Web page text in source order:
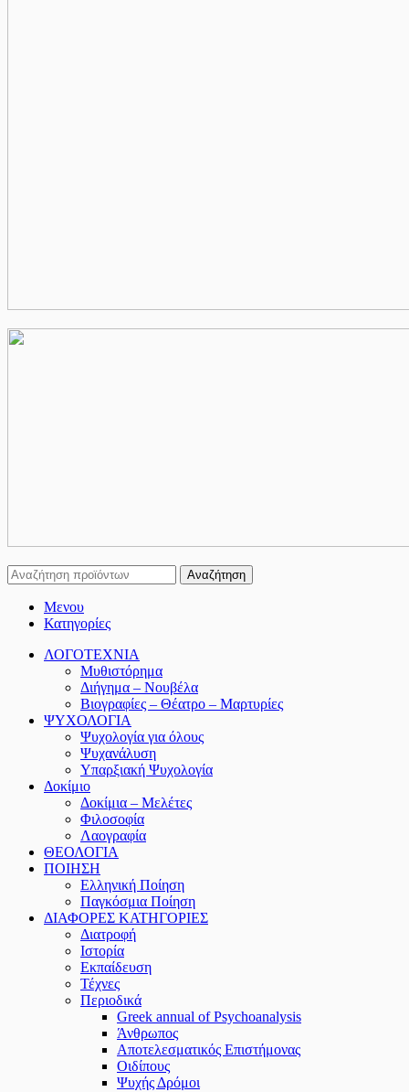
Αναζήτηση
Μενου
Κατηγορίες
ΛΟΓΟΤΕΧΝΙΑ
Μυθιστόρημα
Διήγημα – Νουβέλα
Βιογραφίες – Θέατρο – Μαρτυρίες
ΨΥΧΟΛΟΓΙΑ
Ψυχολογία για όλους
Ψυχανάλυση
Υπαρξιακή Ψυχολογία
Δοκίμιο
Δοκίμια – Μελέτες
Φιλοσοφία
Λαογραφία
ΘΕΟΛΟΓΙΑ
ΠΟΙΗΣΗ
Ελληνική Ποίηση
Παγκόσμια Ποίηση
ΔΙΑΦΟΡΕΣ ΚΑΤΗΓΟΡΙΕΣ
Διατροφή
Ιστορία
Εκπαίδευση
Τέχνες
Περιοδικά
Greek annual of Psychoanalysis
Άνθρωπος
Αποτελεσματικός Επιστήμονας
Οιδίπους
Ψυχής Δρόμοι